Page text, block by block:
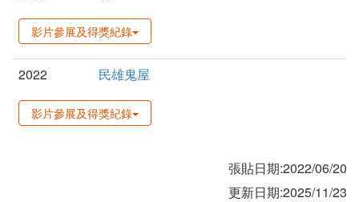
影片參展及得獎紀錄
2022 民雄鬼屋
影片參展及得獎紀錄
張貼日期:2022/06/20
更新日期:2025/11/23